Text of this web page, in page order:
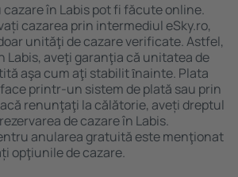
în Labis pot fi făcute online.
cazarea prin intermediul eSky.ro,
unităţi de cazare verificate. Astfel,
Labis, aveţi garanţia că unitatea de
aşa cum aţi stabilit ȋnainte. Plata
printr-un sistem de plată sau prin
renunţaţi la călătorie, aveți dreptul
de cazare în Labis.
anularea gratuită este menţionat
opţiunile de cazare.